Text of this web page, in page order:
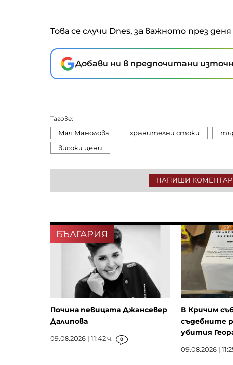
Това се случи Dnes, за важното през
Добави ни в предпочитани
Тагове:
Мая Манолова хранителни стоки
високи цени
НАПИШИ КОМЕНТАР
БЪЛГАРИЯ
Почина певицата Джансевер
Далипова
09.08.2026 | 11:42 ч. 0
В Кричим
съдебните
убития
09.08.2026 |